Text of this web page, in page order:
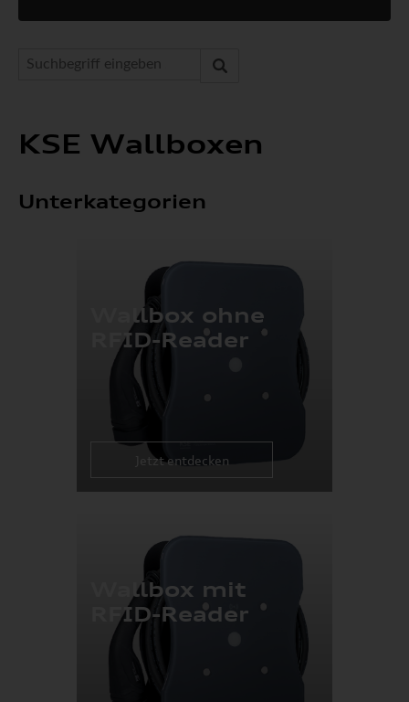
KSE Wallboxen
Unterkategorien
Wallbox ohne
RFID-Reader
Jetzt entdecken
Wallbox mit
RFID-Reader